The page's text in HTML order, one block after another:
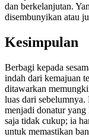
dan berkelanjutan.
disembunyikan atau
Kesimpulan
Berbagi kepada
indah dari kemajuan
ditawarkan
luas dari
menjadi donatur
saja tidak cukup; ia
untuk memastikan